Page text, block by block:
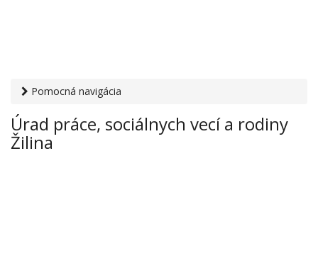
Pomocná navigácia
a rodiny› Úrad práce, sociálnych vecí a rodiny Žilina
Úrad práce, sociálnych vecí a rodiny
Žilina